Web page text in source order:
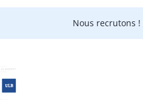
Nous recrutons !